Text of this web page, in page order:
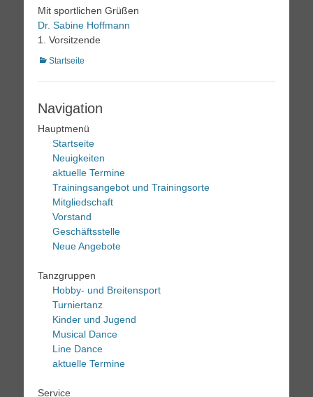
Mit sportlichen Grüßen
Dr. Sabine Hoffmann
1. Vorsitzende
Kategorien
Startseite
Navigation
Hauptmenü
Startseite
Neuigkeiten
aktuelle Termine
Trainingsangebot und Trainingsorte
Mitgliedschaft
Vorstand
Geschäftsstelle
Neue Angebote
Tanzgruppen
Hobby- und Breitensport
Turniertanz
Kinder und Jugend
Musical Dance
Line Dance
aktuelle Termine
Service